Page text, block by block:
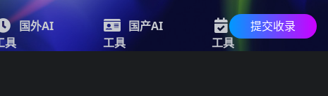
国外AI
具
国产AI
工具
最新AI
工具
提交收录